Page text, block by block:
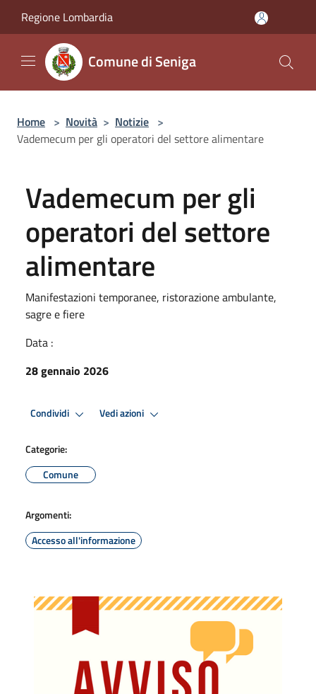
Regione Lombardia
Comune di Seniga
Home > Novità > Notizie >
Vademecum per gli operatori del settore alimentare
Vademecum per gli
operatori del settore
alimentare
Manifestazioni temporanee, ristorazione ambulante,
sagre e fiere
Data :
28 gennaio 2026
Condividi Vedi azioni
Categorie:
Comune
Argomenti:
Accesso all'informazione